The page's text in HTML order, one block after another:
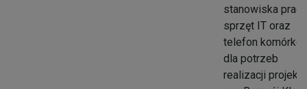
stanowiska
sprzęt IT oraz
telefon
dla potrzeb
realizacji projektu